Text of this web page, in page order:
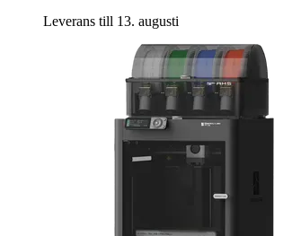
Leverans till 13. augusti